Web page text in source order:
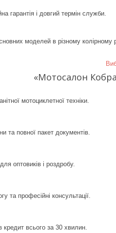
гарантія і довгий термін служби.
моделей в різному колірному
«Мотосалон
мотоциклетної техніки.
та повної пакет документів.
оптовиків і роздробу.
та професійні консультації.
кредит всього за 30 хвилин.